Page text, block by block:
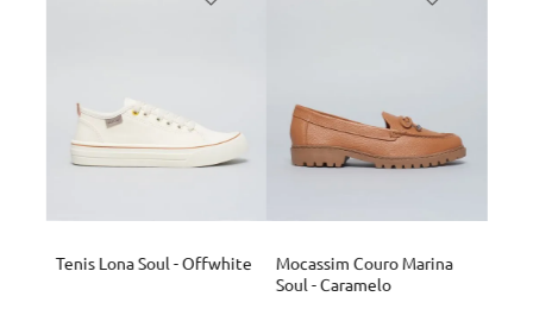
Tenis Lona Soul - Offwhite
Mocassim Couro Marina
Soul - Caramelo